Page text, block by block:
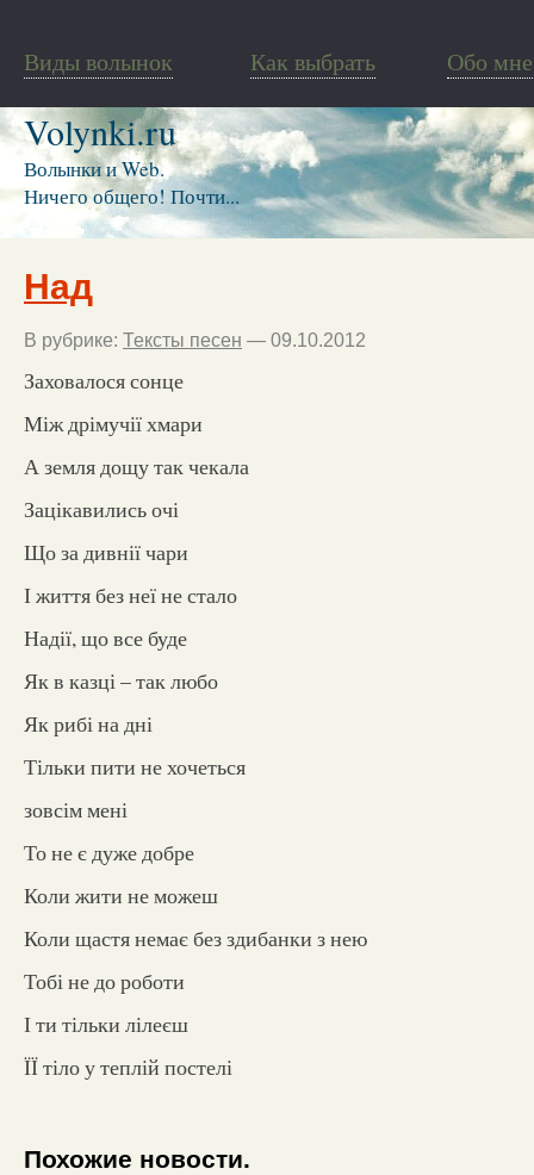
Виды волынок Как выбрать Обо мне
Volynki.ru
Волынки и Web.
Ничего общего! Почти...
Над
В рубрике: Тексты песен — 09.10.2012
Заховалося сонце
Між дрімучії хмари
А земля дощу так чекала
Зацікавились очі
Що за дивнії чари
І життя без неї не стало
Надії, що все буде
Як в казці – так любо
Як рибі на дні
Тільки пити не хочеться
зовсім мені
То не є дуже добре
Коли жити не можеш
Коли щастя немає без здибанки з нею
Тобі не до роботи
І ти тільки лілеєш
ЇЇ тіло у теплій постелі
Похожие новости.